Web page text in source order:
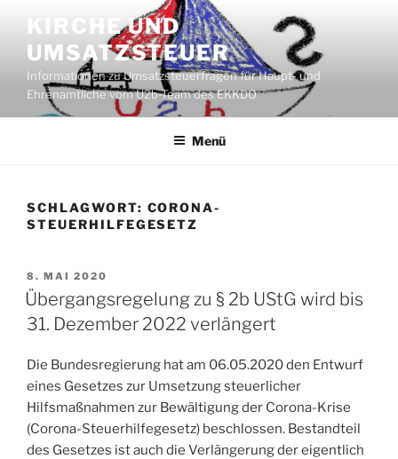
Inhalt
springen
KIRCHE UND
UMSATZSTEUER
Informationen zu Umsatzsteuerfragen für Haupt- und
Ehrenamtliche vom U2b-Team des EKKDO
Menü
SCHLAGWORT: CORONA-
STEUERHILFEGESETZ
VERÖFFENTLICHT
AM
8. MAI 2020
Übergangsregelung zu § 2b UStG wird bis
31. Dezember 2022 verlängert
Die Bundesregierung hat am 06.05.2020 den Entwurf
eines Gesetzes zur Umsetzung steuerlicher
Hilfsmaßnahmen zur Bewältigung der Corona-Krise
(Corona-Steuerhilfegesetz) beschlossen. Bestandteil
des Gesetzes ist auch die Verlängerung der eigentlich